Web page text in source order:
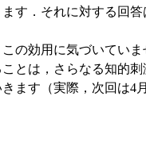
す．それに対する回
の効用に気づいていま
とは，さらなる知的刺
ます（実際，次回は4